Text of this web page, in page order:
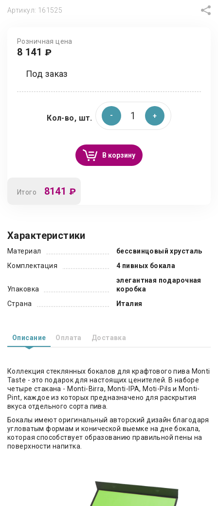
Артикул: 161525
Розничная цена
8 141 ₽
Под заказ
Кол-во, шт.
В корзину
Итого 8141 ₽
Характеристики
Материал
бессвинцовый хрусталь
Комплектация
4 пивных бокала
Упаковка
элегантная подарочная
коробка
Страна
Италия
Описание Оплата Доставка
Коллекция стеклянных бокалов для крафтового пива Monti
Taste - это подарок для настоящих ценителей. В наборе
четыре стакана - Monti-Birra, Monti-IPA, Moti-Pils и Monti-
Pint, каждое из которых предназначено для раскрытия
вкуса отдельного сорта пива.
Бокалы имеют оригинальный авторский дизайн благодаря
угловатым формам и конической выемке на дне бокала,
которая способствует образованию правильной пены на
поверхности напитка.